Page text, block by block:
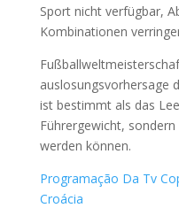
Sport nicht verfügbar,
Kombinationen
auslosungsvorhersage
ist bestimmt als das
Führergewicht,
werden können.
Programação Da Tv
Croácia